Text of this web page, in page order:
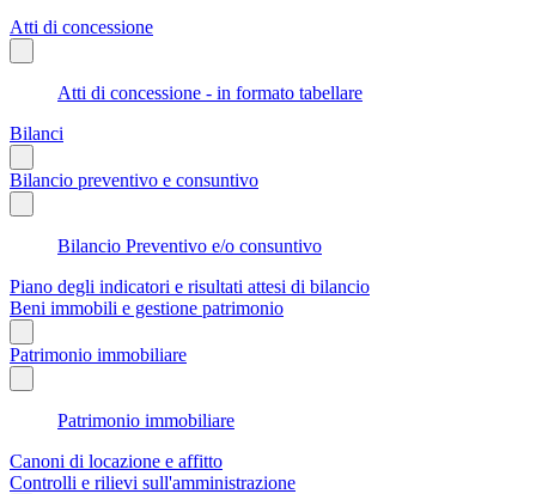
Atti di concessione
Atti di concessione - in formato tabellare
Bilanci
Bilancio preventivo e consuntivo
Bilancio Preventivo e/o consuntivo
Piano degli indicatori e risultati attesi di bilancio
Beni immobili e gestione patrimonio
Patrimonio immobiliare
Patrimonio immobiliare
Canoni di locazione e affitto
Controlli e rilievi sull'amministrazione